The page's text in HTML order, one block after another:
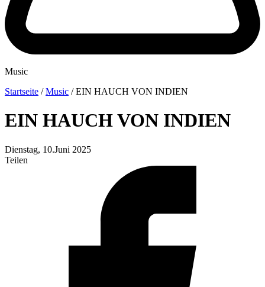
Music
Startseite /Music /EIN HAUCH VON INDIEN
EIN HAUCH VON INDIEN
Dienstag, 10.Juni 2025
Teilen